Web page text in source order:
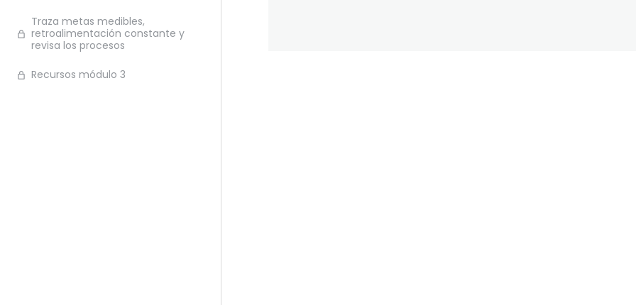
Traza metas medibles,
retroalimentación constante y
revisa los procesos
Recursos módulo 3